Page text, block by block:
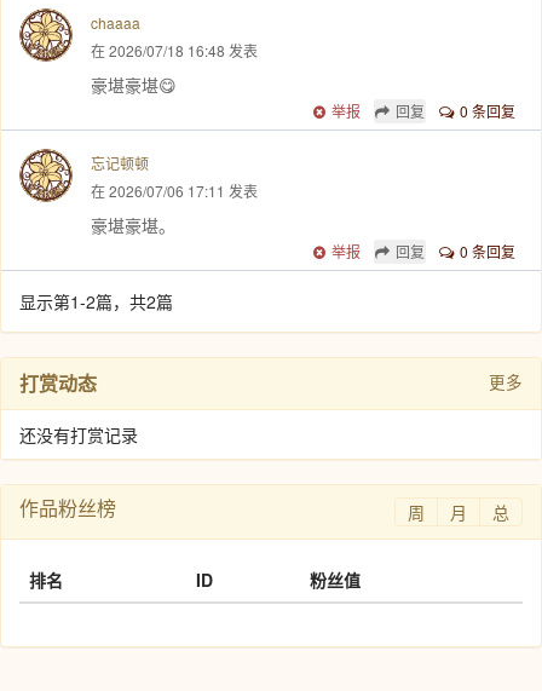
chaaaa
在 2026/07/18 16:48 发表
豪堪豪堪😋
0 条回复
回复
举报
忘记顿顿
在 2026/07/06 17:11 发表
豪堪豪堪。
0 条回复
回复
举报
显示第1-2篇，共2篇
打赏动态 更多
还没有打赏记录
作品粉丝榜 周 月 总
排名 ID 粉丝值